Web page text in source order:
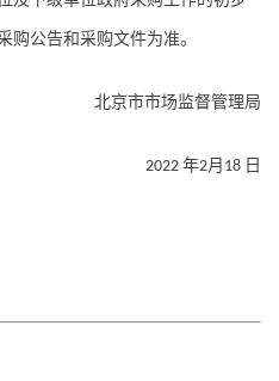
购公告和采购文件为准。
北京市市场监督管理局
2022 年2月 18 日